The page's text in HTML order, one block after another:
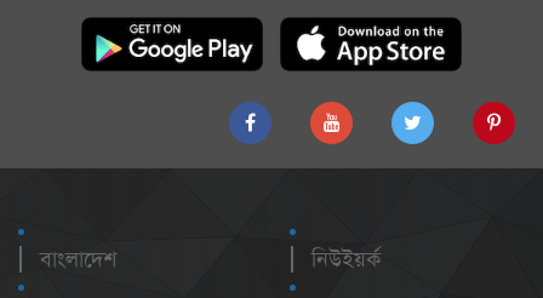
বাংলাদেশ
নিউইয়র্ক